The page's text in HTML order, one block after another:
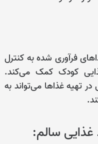
فرآوری شده به کنترل
کودک کمک می‌کند.
در تهیه غذاها می‌تواند به